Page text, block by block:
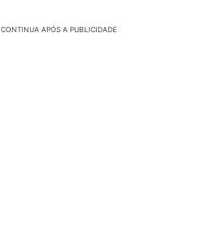
CONTINUA APÓS A PUBLICIDADE